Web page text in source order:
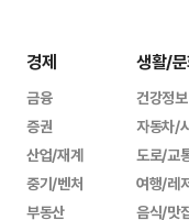
경제
금융
증권
산업/재계
중기/벤처
부동산
생활/
건강정보
자동차/
도로/교
여행/레
음식/맛